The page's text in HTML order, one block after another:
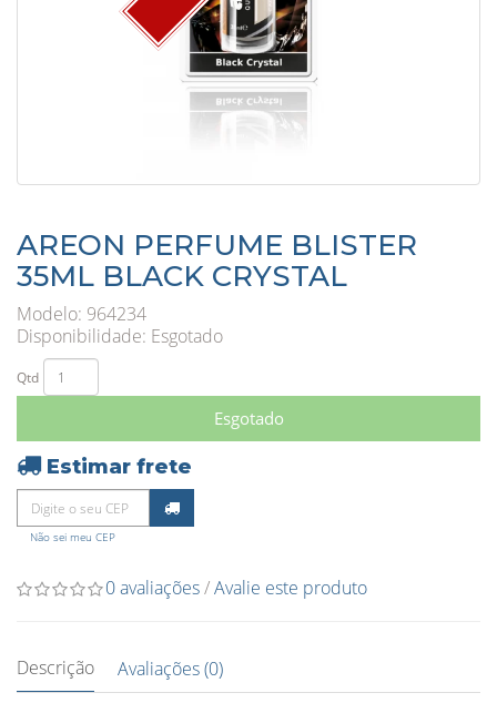
AREON PERFUME BLISTER
35ML BLACK CRYSTAL
Modelo: 964234
Disponibilidade: Esgotado
Qtd
Esgotado
Estimar frete
Não sei meu CEP
0 avaliações/Avalie este produto
Descrição Avaliações (0)